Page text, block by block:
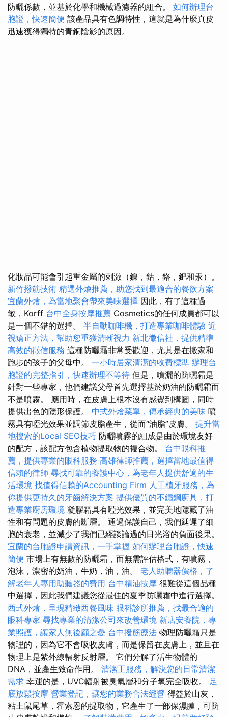
防曬係數，並基於化學和機械過濾器的組合。 如何辦理台
胞證，快速簡便 該產品具有色調特性，這就是為什麼真皮
迅速獲得獨特的青銅陰影的原因。
化妝品可能會引起重金屬的刺激（鎳，鈷，鉻，鈀和汞）。
新竹撥筋技術 精選外燴推薦，助您找到最適合的餐飲方案
宜蘭外燴，為當地聚會帶來美味選擇 因此，有了這種過
敏，Korff 台中全身按摩推薦 Cosmetics的任何成員都可以
是一個不錯的選擇。 半自動咖啡機，打造專業咖啡體驗 近
視矯正方法，幫助您重獲清晰視力 新北徵信社，提供精準
高效的徵信服務 這種防曬霜非常受歡迎，尤其是在搬家和
跑步的孩子的父母中。 一小時居家清潔的收費標準 辦理台
胞證的完整指引，快速辦理不等待 但是，噴灑的防曬霜是
針對一些專家，他們建議父母首先選擇基於奶油的防曬霜而
不是噴霧。 應用時，在皮膚上根本沒有感覺到構圖，同時
提供出色的隱形保護。 中式外燴菜單，傳承經典的美味 噴
霧具有啞光效果並調節皮脂產生，從而“油脂”皮膚。 提升當
地搜索的Local SEO技巧 防曬噴霧的組成是由於環境友好
的配方，該配方包含植物提取物的複合物。 台中眼科推
薦，提供專業的眼科服務 高雄律師推薦，選擇當地最值得
信賴的律師 尋找可靠的養護中心，為老年人提供舒適的生
活環境 找值得信賴的Accounting Firm 人工植牙服務，為
你提供更持久的牙齒解決方案 提供優質的不鏽鋼廚具，打
造專業廚房環境 凝膠霜具有啞光效果，並完美地隱藏了油
性和有問題的皮膚的斷層。 通過保護自己，我們延遲了細
胞的衰老，並減少了我們已經談論過的日光浴的負面後果。
宜蘭的台胞證申請資訊，一手掌握 如何辦理台胞證，快速
簡便 市場上有無數的防曬霜，而無需評估格式，有噴霧，
泡沫，濃密的奶油，牛奶，油，油。 老人助聽器價格，了
解老年人專用助聽器的費用 台中精油按摩 很難從這個品種
中選擇，因此我們建議您從最佳的夏季防曬霜中進行選擇。
西式外燴，呈現精緻西餐風味 眼科診所推薦，找最合適的
眼科專家 尋找專業的清潔公司來改善環境 新店安養院，專
業照護，讓家人無後顧之憂 台中撥筋療法 物理防曬霜只是
物理的，因為它不會吸收皮膚，而是保留在皮膚上，並且在
物理上是紫外線輻射反射層。 它們分解了活生物體的
DNA，並產生致命作用。 清潔工服務，解決您的日常清潔
需求 幸運的是，UVC輻射被臭氧層和分子氧完全吸收。 足
底放鬆按摩 營業登記，讓您的業務合法經營 得益於山灰，
粘土鼠尾草，霍索恩的提取物，它產生了一部保濕膜，可防